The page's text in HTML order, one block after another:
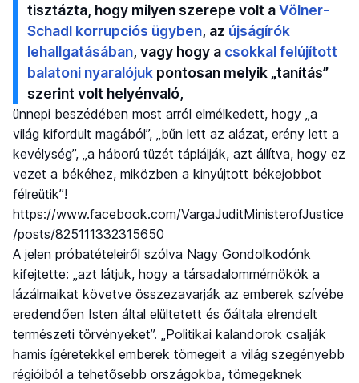
tisztázta, hogy milyen szerepe volt aVölner-
Schadl korrupciós ügyben, az újságírók
lehallgatásában, vagy hogy a csokkal felújított
balatoni nyaralójuk pontosan melyik „tanítás”
szerint volt helyénvaló,
ünnepi beszédében most arról elmélkedett, hogy „a
világ kifordult magából”, „bűn lett az alázat, erény lett a
kevélység”, „a háború tüzét táplálják, azt állítva, hogy ez
vezet a békéhez, miközben a kinyújtott békejobbot
félreütik”!
https://www.facebook.com/VargaJuditMinisterofJustice
/posts/825111332315650
A jelen próbatételeiről szólva Nagy Gondolkodónk
kifejtette: „azt látjuk, hogy a társadalommérnökök a
lázálmaikat követve összezavarják az emberek szívébe
eredendően Isten által elültetett és őáltala elrendelt
természeti törvényeket”. „Politikai kalandorok csalják
hamis ígéretekkel emberek tömegeit a világ szegényebb
régióiból a tehetősebb országokba, tömegeknek